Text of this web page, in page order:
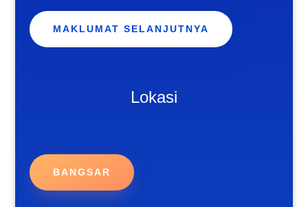
MAKLUMAT SELANJUTNYA
Lokasi
BANGSAR